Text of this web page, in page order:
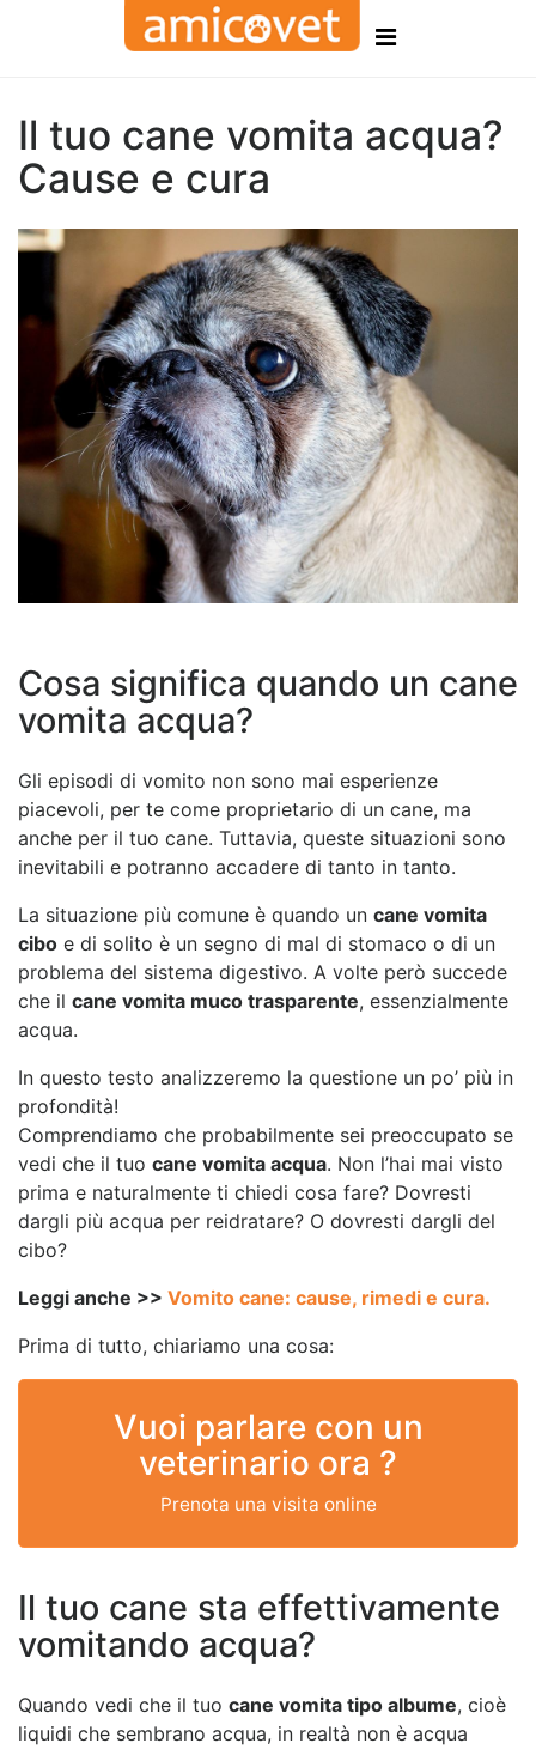
Il tuo cane vomita acqua?
Cause e cura
Cosa significa quando un cane
vomita acqua?
Gli episodi di vomito non sono mai esperienze
piacevoli, per te come proprietario di un cane, ma
anche per il tuo cane. Tuttavia, queste situazioni sono
inevitabili e potranno accadere di tanto in tanto.
La situazione più comune è quando un cane vomita
cibo e di solito è un segno di mal di stomaco o di un
problema del sistema digestivo. A volte però succede
che il cane vomita muco trasparente, essenzialmente
acqua.
In questo testo analizzeremo la questione un po’ più in
profondità!
Comprendiamo che probabilmente sei preoccupato se
vedi che il tuo cane vomita acqua. Non l’hai mai visto
prima e naturalmente ti chiedi cosa fare? Dovresti
dargli più acqua per reidratare? O dovresti dargli del
cibo?
Leggi anche >> Vomito cane: cause, rimedi e cura.
Prima di tutto, chiariamo una cosa:
Vuoi parlare con un
veterinario ora ?
Prenota una visita online
Il tuo cane sta effettivamente
vomitando acqua?
Quando vedi che il tuo cane vomita tipo albume, cioè
liquidi che sembrano acqua, in realtà non è acqua